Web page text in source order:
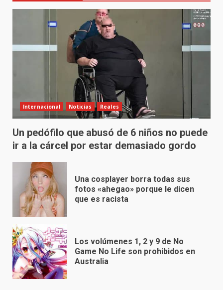
Internacional Noticias Reales
Un pedófilo que abusó de 6 niños no puede
ir a la cárcel por estar demasiado gordo
Una cosplayer borra todas sus
fotos «ahegao» porque le dicen
que es racista
Los volúmenes 1, 2 y 9 de No
Game No Life son prohibidos en
Australia